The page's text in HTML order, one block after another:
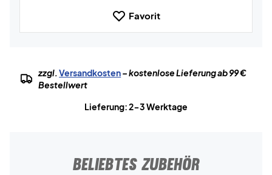
Favorit
zzgl.Versandkosten– kostenlose Lieferung ab 99 €
Bestellwert
Lieferung: 2-3 Werktage
BELIEBTES ZUBEHÖR